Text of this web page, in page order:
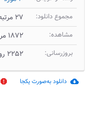
مجموع دانلود: ۲۷ مرتبه
مشاهده: ۱۸۷۲ مرتبه
بروزرسانی: ۲۲۵۲ روز قبل
cloud_download دانلود به‌صورت یکجا report